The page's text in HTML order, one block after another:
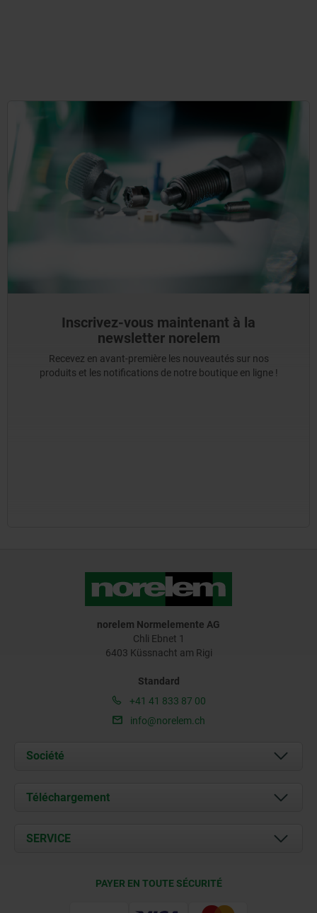
Inscrivez-vous maintenant à la
newsletter norelem
Recevez en avant-première les nouveautés sur nos
produits et les notifications de notre boutique en ligne !
norelem Normelemente AG
Chli Ebnet 1
6403 Küssnacht am Rigi
Standard
+41 41 833 87 00
info@norelem.ch
Société
À propos de nous
Contact
Téléchargement
Documents
SERVICE
PAYER EN TOUTE SÉCURITÉ